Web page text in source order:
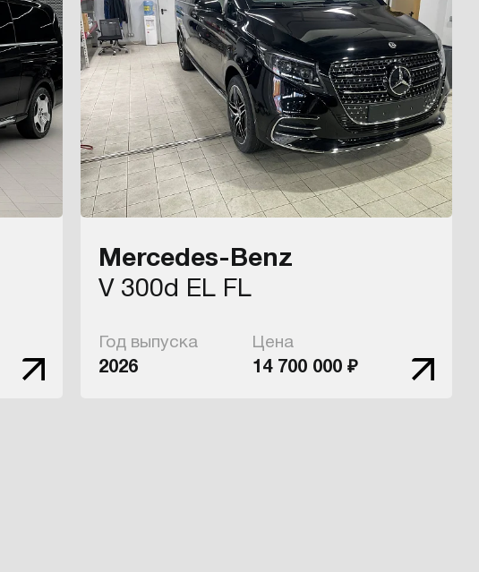
Mercedes-Benz
V 300d EL FL
Год выпуска
2026
Цена
14 700 000 ₽